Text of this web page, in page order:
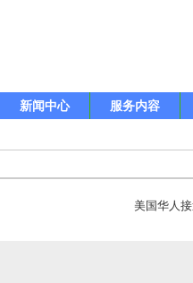
新闻中心 服务内容
美国华人